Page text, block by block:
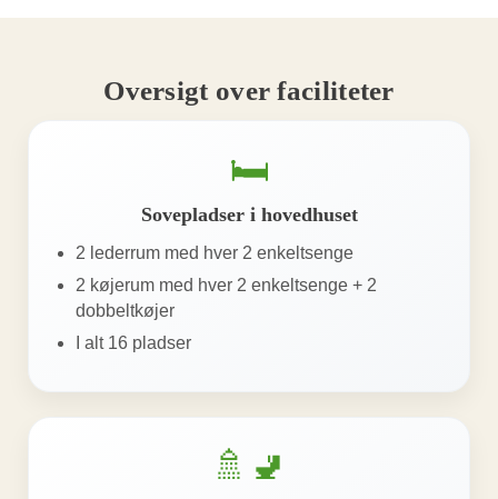
Oversigt over faciliteter
🛏️
Sovepladser i hovedhuset
2 lederrum med hver 2 enkeltsenge
2 køjerum med hver 2 enkeltsenge + 2
dobbeltkøjer
I alt 16 pladser
🚿🚽